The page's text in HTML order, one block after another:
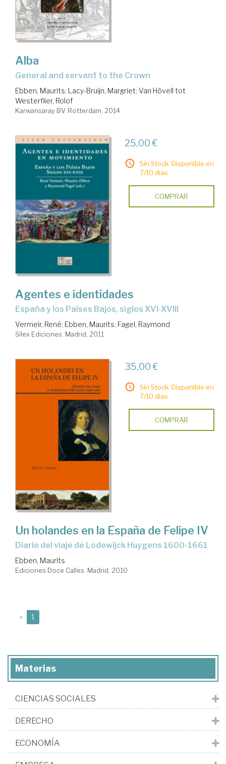
Alba
general and servant to the Crown
Ebben, Maurits; Lacy-Bruijn, Margriet; Van Hövell tot
Westerflier, Rolof
Karwansaray BV. Rotterdam, 2014
25,00 €
Sin Stock. Disponible en
7/10 días.
COMPRAR
Agentes e identidades
España y los Países Bajos, siglos XVI-XVIII
Vermeir, René; Ebben, Maurits; Fagel, Raymond
Sílex Ediciones. Madrid, 2011
35,00 €
Sin Stock. Disponible en
7/10 días.
COMPRAR
Un holandes en la España de Felipe IV
diario del viaje de Lodewijck Huygens 1600-1661
Ebben, Maurits
Ediciones Doce Calles. Madrid, 2010
« 1
Materias
CIENCIAS SOCIALES
DERECHO
ECONOMÍA